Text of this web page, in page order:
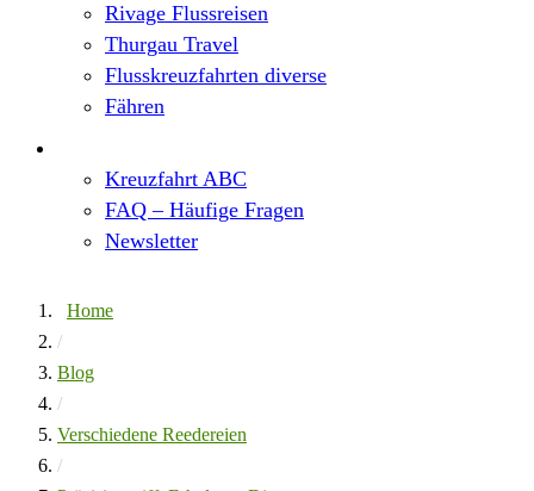
Rivage Flussreisen
Thurgau Travel
Flusskreuzfahrten diverse
Fähren
Kreuzfahrt ABC
FAQ – Häufige Fragen
Newsletter
Home
/
Blog
/
Verschiedene Reedereien
/